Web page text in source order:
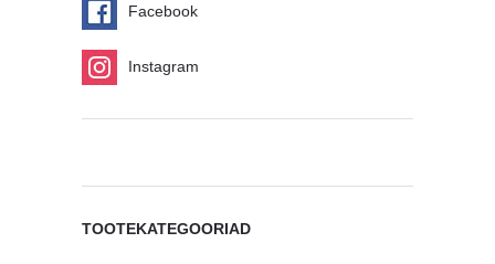
Facebook
Instagram
TOOTEKATEGOORIAD